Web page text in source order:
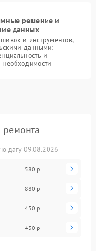
решение и
данных
и инструментов,
данными:
и
ремонта
дату 09.08.2026
580 р
880 р
430 р
430 р